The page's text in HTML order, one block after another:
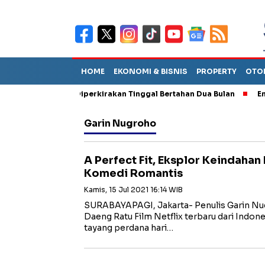
HOME EKONOMI & BISNIS PROPERTY
Sebut TPA Diperkirakan Tinggal Bertahan Dua Bulan Empat
Garin Nugroho
A Perfect Fit, Eksplor Keindahan
Komedi Romantis
Kamis, 15 Jul 2021 16:14 WIB
SURABAYAPAGI, Jakarta- Penulis Garin
Daeng Ratu Film Netflix terbaru dari
tayang perdana hari…